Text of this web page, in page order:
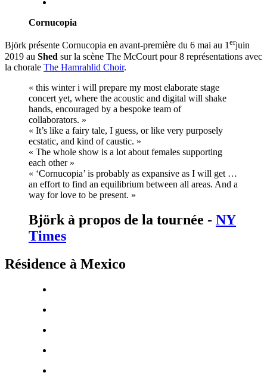
Cornucopia
Björk présente Cornucopia en avant-première du 6 mai au 1erjuin
2019 au Shed sur la scène The McCourt pour 8 représentations avec
la chorale The Hamrahlid Choir.
« this winter i will prepare my most elaborate stage
concert yet, where the acoustic and digital will shake
hands, encouraged by a bespoke team of
collaborators. »
« It’s like a fairy tale, I guess, or like very purposely
ecstatic, and kind of caustic. »
« The whole show is a lot about females supporting
each other »
« ‘Cornucopia’ is probably as expansive as I will get …
an effort to find an equilibrium between all areas. And a
way for love to be present. »
Björk à propos de la tournée - NY
Times
Résidence à Mexico